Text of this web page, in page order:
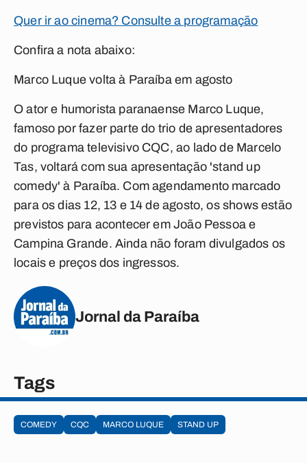
Quer ir ao cinema? Consulte a programação
Confira a nota abaixo:
Marco Luque volta à Paraíba em agosto
O ator e humorista paranaense Marco Luque,
famoso por fazer parte do trio de apresentadores
do programa televisivo CQC, ao lado de Marcelo
Tas, voltará com sua apresentação 'stand up
comedy' à Paraíba. Com agendamento marcado
para os dias 12, 13 e 14 de agosto, os shows estão
previstos para acontecer em João Pessoa e
Campina Grande. Ainda não foram divulgados os
locais e preços dos ingressos.
Jornal da Paraíba
Tags
COMEDY CQC MARCO LUQUE STAND UP